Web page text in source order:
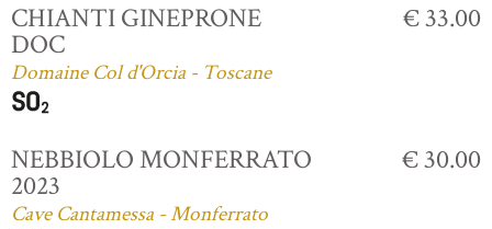
CHIANTI GINEPRONE
DOC
Domaine Col d'Orcia - Toscane
€ 33.00
NEBBIOLO MONFERRATO
2023
Cave Cantamessa - Monferrato
€ 30.00